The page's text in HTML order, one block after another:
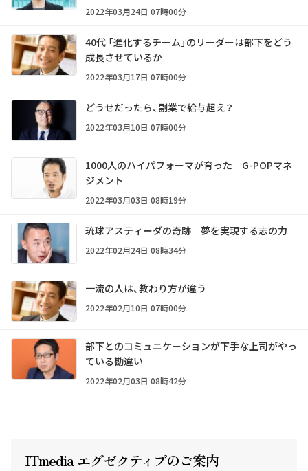
2022年03月24日 07時00分
40代 「進化するチーム」のリーダーは部下をどう
成長させているか
2022年03月17日 07時00分
どうせだったら、副業で給与超え？
2022年03月10日 07時00分
1000人のハイパフォーマが育った G-POPマネ
ジメント
2022年03月03日 08時19分
琉球アスティーダの奇跡 夢を実現する志の力
2022年02月24日 08時34分
一流の人は、教わり方が違う
2022年02月10日 07時00分
部下とのコミュニケーションが下手な上司がやっ
ている勘違い
2022年02月03日 08時42分
ITmedia エグゼクティ ブのご案内